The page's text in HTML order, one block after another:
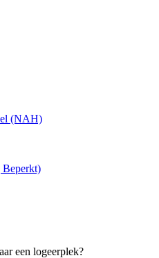
(NAH)
een logeerplek?